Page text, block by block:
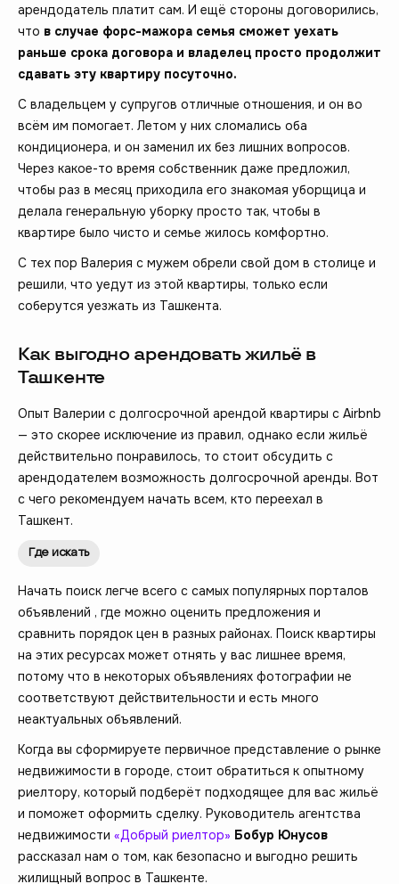
арендодатель платит сам. И ещё стороны договорились,
что в случае форс-мажора семья сможет уехать
раньше срока договора и владелец просто продолжит
сдавать эту квартиру посуточно.
С владельцем у супругов отличные отношения, и он во
всём им помогает. Летом у них сломались оба
кондиционера, и он заменил их без лишних вопросов.
Через какое-то время собственник даже предложил,
чтобы раз в месяц приходила его знакомая уборщица и
делала генеральную уборку просто так, чтобы в
квартире было чисто и семье жилось комфортно.
С тех пор Валерия с мужем обрели свой дом в столице и
решили, что уедут из этой квартиры, только если
соберутся уезжать из Ташкента.
Как выгодно арендовать жильё в
Ташкенте
Опыт Валерии с долгосрочной арендой квартиры с Airbnb
— это скорее исключение из правил, однако если жильё
действительно понравилось, то стоит обсудить с
арендодателем возможность долгосрочной аренды. Вот
с чего рекомендуем начать всем, кто переехал в
Ташкент.
Где искать
Начать поиск легче всего с самых популярных порталов
объявлений , где можно оценить предложения и
сравнить порядок цен в разных районах. Поиск квартиры
на этих ресурсах может отнять у вас лишнее время,
потому что в некоторых объявлениях фотографии не
соответствуют действительности и есть много
неактуальных объявлений.
Когда вы сформируете первичное представление о рынке
недвижимости в городе, стоит обратиться к опытному
риелтору, который подберёт подходящее для вас жильё
и поможет оформить сделку. Руководитель агентства
недвижимости «Добрый риелтор» Бобур Юнусов
рассказал нам о том, как безопасно и выгодно решить
жилищный вопрос в Ташкенте.